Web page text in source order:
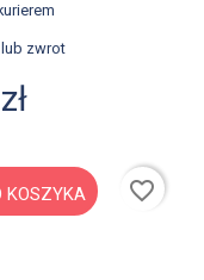
lub zwrot
KOSZYKA
favorite_border